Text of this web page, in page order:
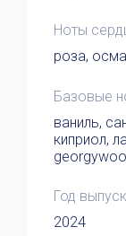
Ноты
роза,
Базовые
ваниль,
киприол,
Год
2024